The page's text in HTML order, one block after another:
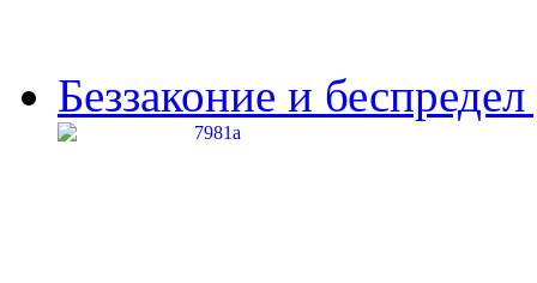
Беззаконие и